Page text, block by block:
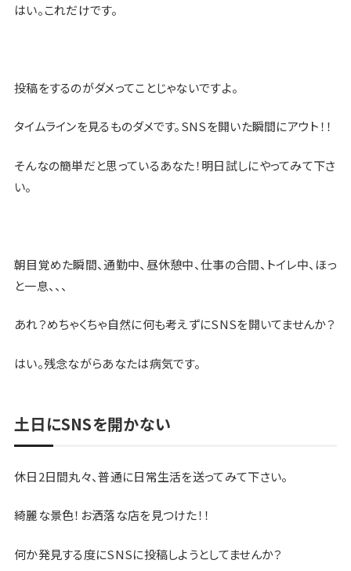
はい。これだけです。
投稿をするのがダメってことじゃないですよ。
タイムラインを見るものダメです。SNSを開いた瞬間にアウト！！
そんなの簡単だと思っているあなた！明日試しにやってみて下さ
い。
朝目覚めた瞬間、通勤中、昼休憩中、仕事の合間、トイレ中、ほっ
と一息、、、
あれ？めちゃくちゃ自然に何も考えずにSNSを開いてませんか？
はい。残念ながらあなたは病気です。
土日にSNSを開かない
休日2日間丸々、普通に日常生活を送ってみて下さい。
綺麗な景色！お洒落な店を見つけた！！
何か発見する度にSNSに投稿しようとしてませんか？